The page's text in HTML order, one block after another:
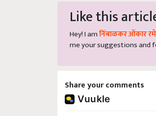
Like this
Hey! I am निंबाळकर ओंकार
me your suggestions and
Share your comments